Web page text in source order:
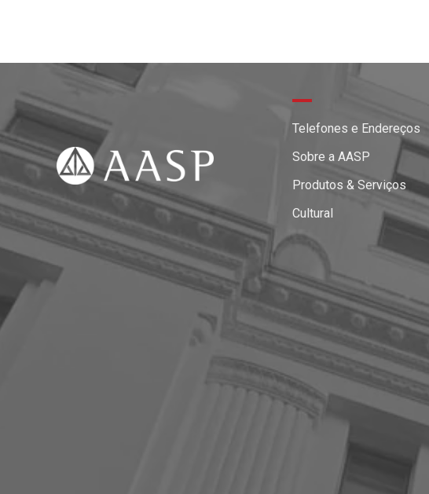
Telefones e Endereços
Sobre a AASP
Produtos & Serviços
Cultural